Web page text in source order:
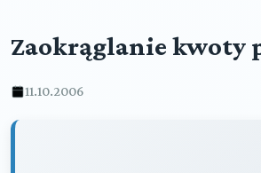
Zaokrąglanie kwoty
11.10.2006